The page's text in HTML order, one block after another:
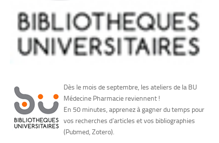
Dès le mois de septembre, les ateliers de la BU
Médecine Pharmacie reviennent !
En 50 minutes, apprenez à gagner du temps pour
vos recherches d’articles et vos bibliographies
(Pubmed, Zotero).